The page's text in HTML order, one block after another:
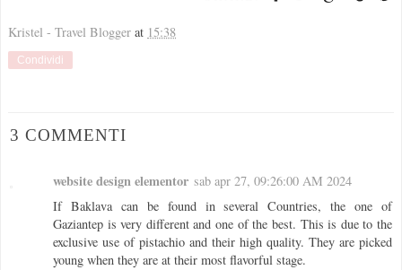
Kristel - Travel Blogger at 15:38
Condividi
3 COMMENTI
website design elementor sab apr 27, 09:26:00 AM 2024
If Baklava can be found in several Countries, the one of
Gaziantep is very different and one of the best. This is due to the
exclusive use of pistachio and their high quality. They are picked
young when they are at their most flavorful stage.